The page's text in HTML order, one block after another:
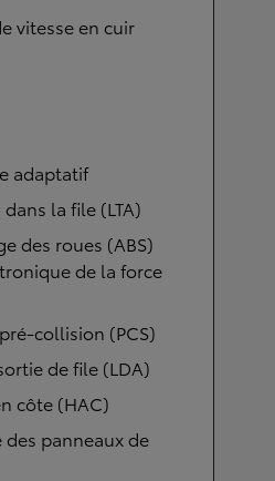
vitesse en cuir
adaptatif
la file (LTA)
des roues (ABS)
de la force
collision (PCS)
de file (LDA)
côte (HAC)
panneaux de